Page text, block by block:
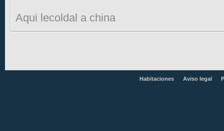
Aqui lecoldal a china
Habitaciones Aviso legal